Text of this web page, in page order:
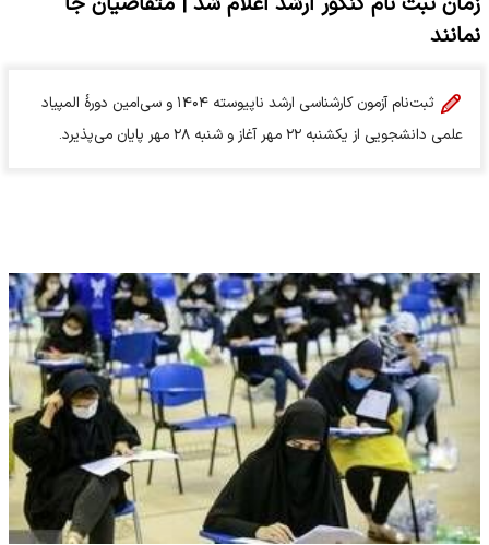
نمانند
ثبت‌نام آزمون کارشناسی ارشد ناپیوسته ۱۴۰۴ و سی‌امین دور‌ۀ المپیاد
علمی دانشجویی از یکشنبه ۲۲ مهر آغاز و شنبه ۲۸ مهر پایان می‌پذیرد.